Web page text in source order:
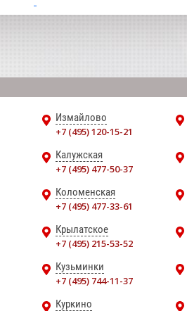
Измайлово
+7 (495) 120-15-21
Калужская
+7 (495) 477-50-37
Коломенская
+7 (495) 477-33-61
Крылатское
+7 (495) 215-53-52
Кузьминки
+7 (495) 744-11-37
Куркино